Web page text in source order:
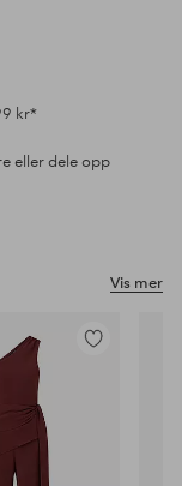
kr*
eller dele opp
Vis mer
Legg